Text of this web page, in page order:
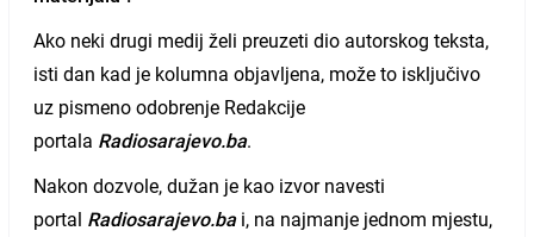
Ako neki drugi medij želi preuzeti dio autorskog teksta,
isti dan kad je kolumna objavljena, može to isključivo
uz pismeno odobrenje Redakcije
portala Radiosarajevo.ba.
Nakon dozvole, dužan je kao izvor navesti
portal Radiosarajevo.bai, na najmanje jednom mjestu,